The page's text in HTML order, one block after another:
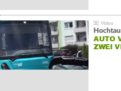
AUTO
ZWEI